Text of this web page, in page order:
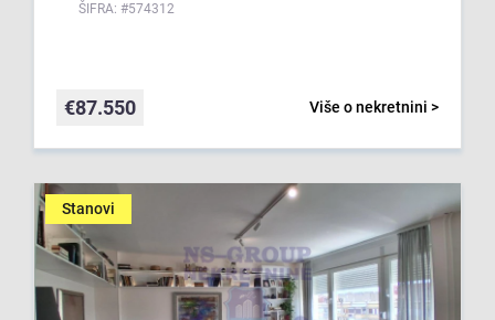
ŠIFRA: #574312
Više o nekretnini >
€87.550
Stanovi